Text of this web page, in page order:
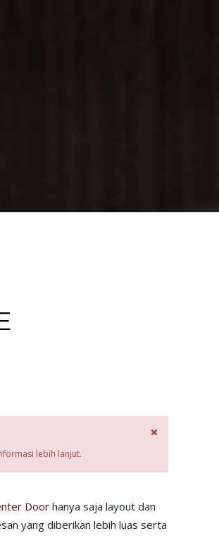
lebih lanjut.
×
Doorhanya saja layout dan
yang diberikan lebih luas serta